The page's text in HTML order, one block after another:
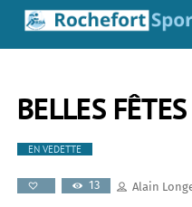
BELLES
EN VEDETTE
13 Alain